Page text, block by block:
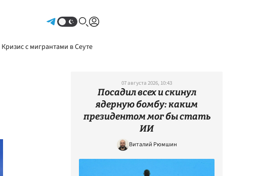
Кризис с мигрантами в Сеуте
07 августа 2026, 10:43
Посадил всех и скинул
ядерную бомбу: каким
президентом мог бы стать
ИИ
Виталий Рюмшин